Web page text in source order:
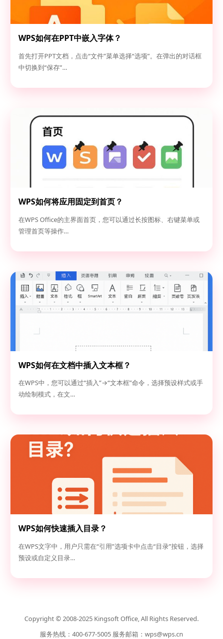
WPS如何在PPT中嵌入字体？
首先打开PPT文档，点击“文件”菜单选择“选项”。在弹出的对话框
中切换到“保存”…
WPS如何将应用固定到首页？
在WPS Office的主界面首页，您可以通过长按图标、右键菜单或
管理首页等操作…
WPS如何在文档中插入文本框？
在WPS中，您可以通过“插入”→“文本框”命令，选择预设样式或手
动绘制模式，在文…
WPS如何快速插入目录？
在WPS文字中，用户只需在“引用”选项卡中点击“目录”按钮，选择
预设或自定义目录…
Copyright © 2008-2025 Kingsoft Office, All Rights Reserved.
服务热线：400-677-5005 服务邮箱： wps@wps.cn